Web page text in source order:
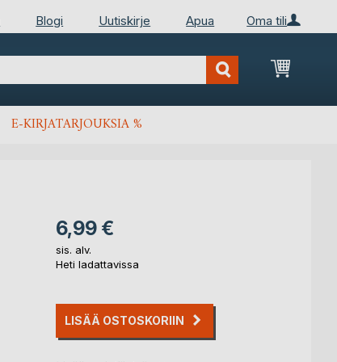
Oma tili
Blogi Uutiskirje Apua
E-KIRJATARJOUKSIA %
6,99 €
sis. alv.
Heti ladattavissa
LISÄÄ OSTOSKORIIN